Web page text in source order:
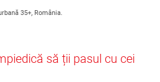
35+, România.
să ții pasul cu cei